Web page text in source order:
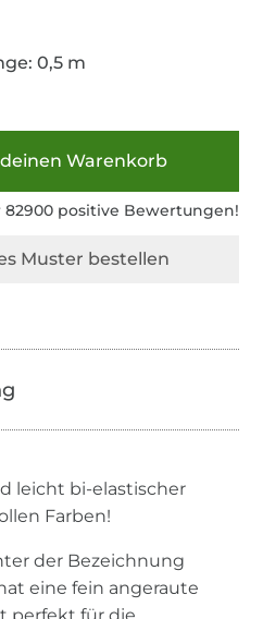
0,5 m
Warenkorb
82900 positive Bewertungen!
leicht bi-elastischer
Farben!
der Bezeichnung
eine fein angeraute